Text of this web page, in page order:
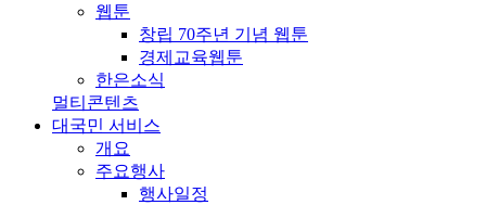
웹툰
창립 70주년 기념 웹툰
경제교육웹툰
한은소식
멀티콘텐츠
대국민 서비스
개요
주요행사
행사일정